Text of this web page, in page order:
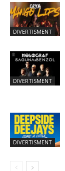
DIVERTISMENT
DIVERTISMENT
DIVERTISMENT